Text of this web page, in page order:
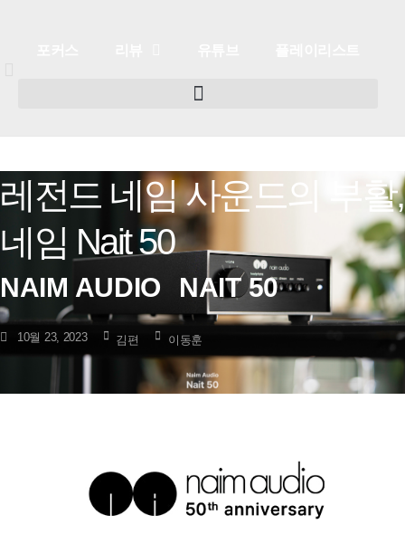
레전드 네임 사운드의 부활,
네임 Nait 50
NAIM AUDIO NAIT 50
10월 23, 2023 김편 이동훈